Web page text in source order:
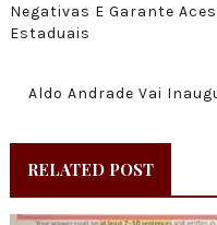
Negativas E Garante
Estaduais
Aldo Andrade Vai
RELATED POST